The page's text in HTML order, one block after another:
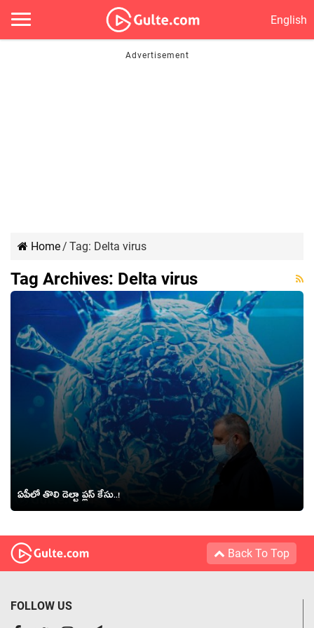
English
Home/ Tag: Delta virus
Tag Archives: Delta virus
ఏపీలో తొలి డెల్టా ప్లస్ కేసు..!
Back To Top
FOLLOW US